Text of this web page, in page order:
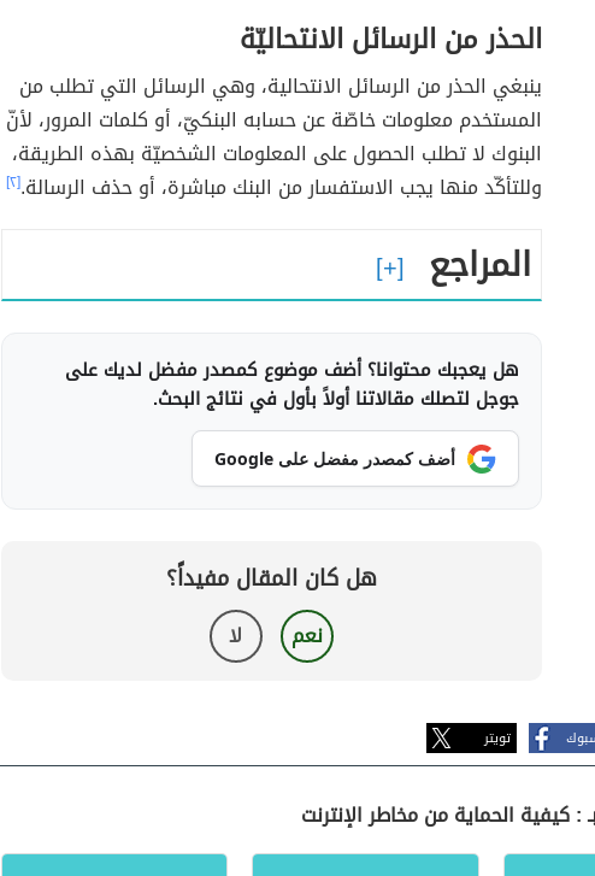
الحذر من الرسائل الانتحاليّة
ينبغي الحذر من الرسائل الانتحالية، وهي الرسائل التي تطلب من
المستخدم معلومات خاصّة عن حسابه البنكيّ، أو كلمات المرور، لأنّ
البنوك لا تطلب الحصول على المعلومات الشخصيّة بهذه الطريقة،
وللتأكّد منها يجب الاستفسار من البنك مباشرة، أو حذف الرسالة.[٢]
المراجع
هل يعجبك محتوانا؟ أضف موضوع كمصدر مفضل لديك على
جوجل لتصلك مقالاتنا أولاً بأول في نتائج البحث.
أضف كمصدر مفضل على Google
هل كان المقال مفيداً؟
نعم لا
تويتر
كيفية الحماية من مخاطر الإنترنت